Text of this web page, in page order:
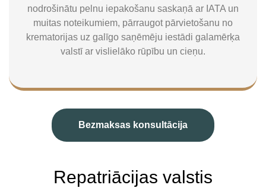
nodrošinātu pelnu iepakošanu saskaņā ar IATA un
muitas noteikumiem, pārraugot pārvietošanu no
krematorijas uz galīgo saņēmēju iestādi galamērķa
valstī ar vislielāko rūpību un cieņu.
Bezmaksas konsultācija
Repatriācijas valstis